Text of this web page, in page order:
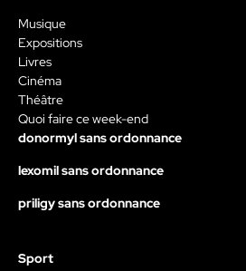
Musique
Expositions
Livres
Cinéma
Théâtre
Quoi faire ce week-end
donormyl sans ordonnance
lexomil sans ordonnance
priligy sans ordonnance
Sport